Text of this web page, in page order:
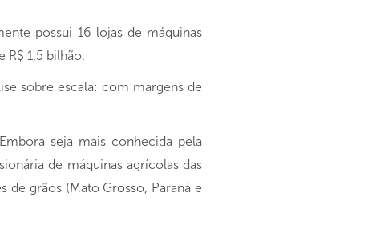
possui 16 lojas de máquinas
R$ 1,5 bilhão.
sobre escala: com margens de
seja mais conhecida pela
de máquinas agrícolas das
de grãos (Mato Grosso, Paraná e